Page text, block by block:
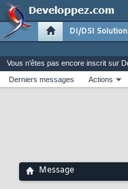
DI/DSI
Vous n'êtes pas encore inscrit sur
Derniers messages
Actions
Message